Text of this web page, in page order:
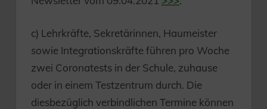
c) Lehrkräfte, Sekretärinnen, Haumeister
sowie Integrationskräfte führen pro Woche
zwei Coronatests in der Schule, zuhause
oder in einem Testzentrum durch. Die
diesbezüglich verbindlichen Termine können